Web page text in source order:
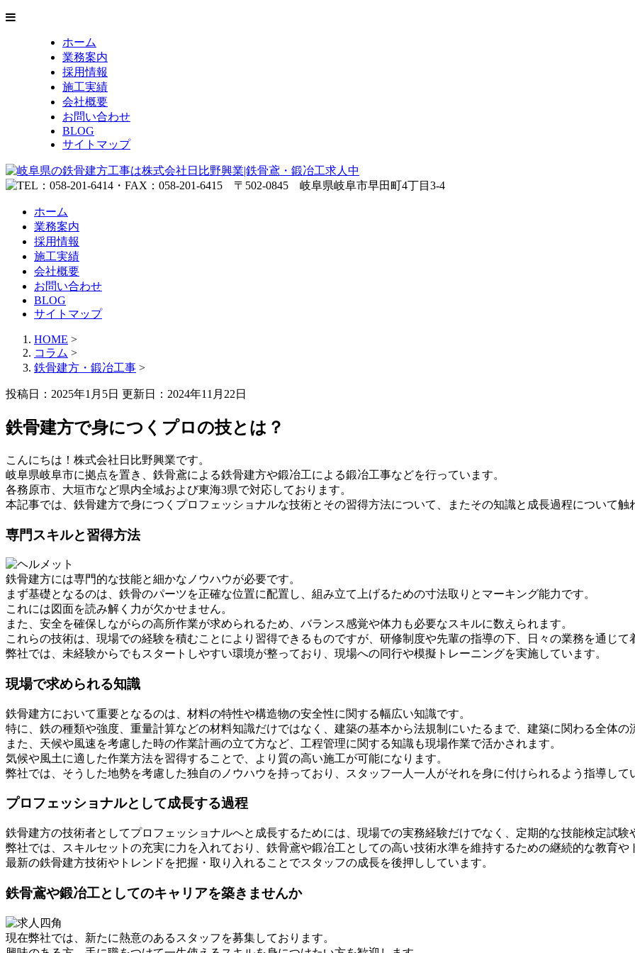
ホーム
業務案内
採用情報
施工実績
会社概要
お問い合わせ
BLOG
サイトマップ
ホーム
業務案内
採用情報
施工実績
会社概要
お問い合わせ
BLOG
サイトマップ
HOME >
コラム >
鉄骨建方・鍛冶工事 >
投稿日：2025年1月5日 更新日： 2024年11月22日
鉄骨建方で身につくプロの技とは？
こんにちは！株式会社日比野興業です。
岐阜県岐阜市に拠点を置き、鉄骨鳶による鉄骨建方や鍛冶工による鍛冶工事などを行っています。
各務原市、大垣市など県内全域および東海3県で対応しております。
本記事では、鉄骨建方で身につくプロフェッショナルな技術とその習得方法について、またその知識と成長過程について触
専門スキルと習得方法
鉄骨建方には専門的な技能と細かなノウハウが必要です。
まず基礎となるのは、鉄骨のパーツを正確な位置に配置し、組み立て上げるための寸法取りとマーキング能力です。
これには図面を読み解く力が欠かせません。
また、安全を確保しながらの高所作業が求められるため、バランス感覚や体力も必要なスキルに数えられます。
これらの技術は、現場での経験を積むことにより習得できるものですが、研修制度や先輩の指導の下、日々の業務を通じて
弊社では、未経験からでもスタートしやすい環境が整っており、現場への同行や模擬トレーニングを実施しています。
現場で求められる知識
鉄骨建方において重要となるのは、材料の特性や構造物の安全性に関する幅広い知識です。
特に、鉄の種類や強度、重量計算などの材料知識だけではなく、建築の基本から法規制にいたるまで、建築に関わる全体の
また、天候や風速を考慮した時の作業計画の立て方など、工程管理に関する知識も現場作業で活かされます。
気候や風土に適した作業方法を習得することで、より質の高い施工が可能になります。
弊社では、そうした地勢を考慮した独自のノウハウを持っており、スタッフ一人一人がそれを身に付けられるよう指導して
プロフェッショナルとして成長する過程
鉄骨建方の技術者としてプロフェッショナルへと成長するためには、現場での実務経験だけでなく、定期的な技能検定試験
弊社では、スキルセットの充実に力を入れており、鉄骨鳶や鍛冶工としての高い技術水準を維持するための継続的な教育や
最新の鉄骨建方技術やトレンドを把握・取り入れることでスタッフの成長を後押ししています。
鉄骨鳶や鍛冶工としてのキャリアを築きませんか
現在弊社では、新たに熱意のあるスタッフを募集しております。